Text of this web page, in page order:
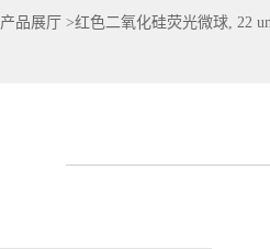
产品展厅 >红色二氧化硅荧光微球, 22